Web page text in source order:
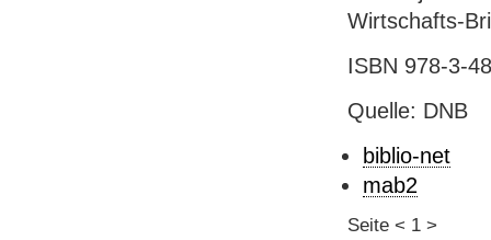
Wirtschafts-
ISBN 978-3-
Quelle: DNB
biblio-net
mab2
Seite < 1 >